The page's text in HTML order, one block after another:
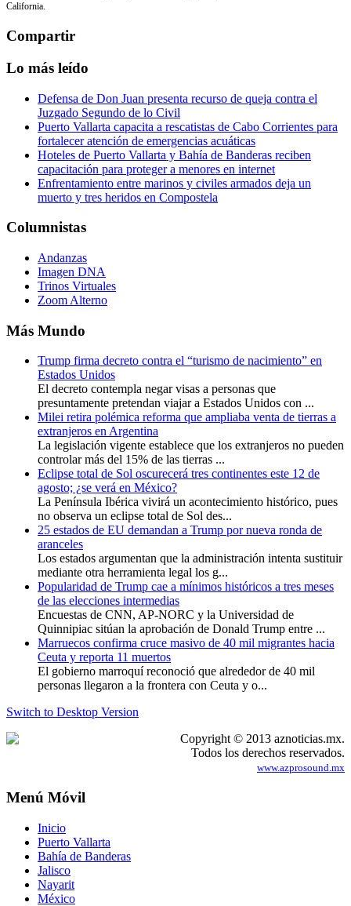
California.
Compartir
Lo más leído
Defensa de Don Juan presenta recurso de queja contra el
Juzgado Segundo de lo Civil
Puerto Vallarta capacita a rescatistas de Cabo Corrientes para
fortalecer atención de emergencias acuáticas
Hoteles de Puerto Vallarta y Bahía de Banderas reciben
capacitación para proteger a menores en internet
Enfrentamiento entre marinos y civiles armados deja un
muerto y tres heridos en Compostela
Columnistas
Andanzas
Imagen DNA
Trinos Virtuales
Zoom Alterno
Más Mundo
Trump firma decreto contra el “turismo de nacimiento” en
Estados Unidos
El decreto contempla negar visas a personas que
presuntamente pretendan viajar a Estados Unidos con ...
Milei retira polémica reforma que ampliaba venta de tierras a
extranjeros en Argentina
La legislación vigente establece que los extranjeros no pueden
controlar más del 15% de las tierras ...
Eclipse total de Sol oscurecerá tres continentes este 12 de
agosto; ¿se verá en México?
La Península Ibérica vivirá un acontecimiento histórico, pues
no observa un eclipse total de Sol des...
25 estados de EU demandan a Trump por nueva ronda de
aranceles
Los estados argumentan que la administración intenta sustituir
mediante otra herramienta legal los g...
Popularidad de Trump cae a mínimos históricos a tres meses
de las elecciones intermedias
Encuestas de CNN, AP-NORC y la Universidad de
Quinnipiac sitúan la aprobación de Donald Trump entre ...
Marruecos confirma cruce masivo de 40 mil migrantes hacia
Ceuta y reporta 11 muertos
El gobierno marroquí reconoció que alrededor de 40 mil
personas llegaron a la frontera con Ceuta y o...
Switch to Desktop Version
Copyright © 2013 aznoticias.mx.
Todos los derechos reservados.
www.azprosound.mx
Menú Móvil
Inicio
Puerto Vallarta
Bahía de Banderas
Jalisco
Nayarit
México